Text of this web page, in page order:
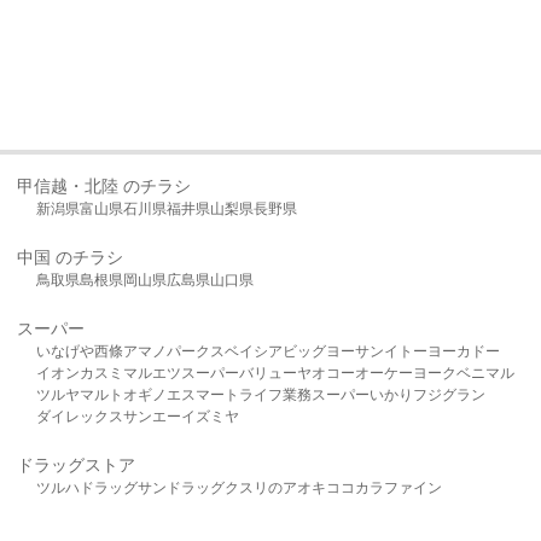
甲信越・北陸 のチラシ
新潟県富山県石川県福井県山梨県長野県
中国 のチラシ
鳥取県島根県岡山県広島県山口県
スーパー
いなげや西條アマノパークスベイシア ビッグヨーサンイトーヨーカドー
イオンカスミ マルエツスーパーバリューヤオコーオーケー ヨークベニマル
ツルヤマルト オギノ エスマート ライフ業務スーパーいかり フジグラン
ダイレックスサンエーイズミヤ
ドラッグストア
ツルハドラッグサンドラッグクスリのアオキ ココカラファイン